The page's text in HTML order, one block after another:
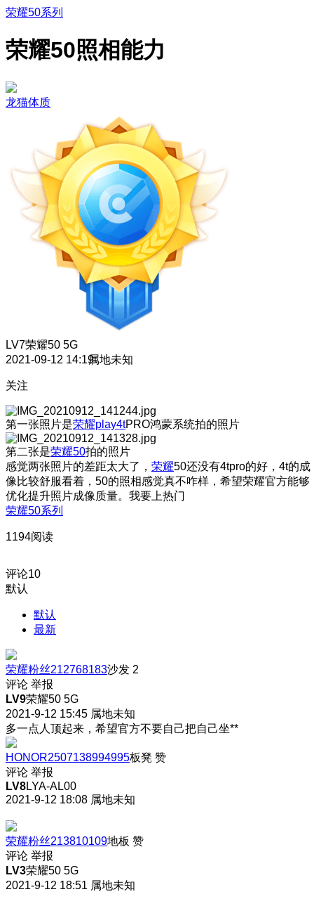
荣耀50系列
荣耀50照相能力
龙猫体质
LV7荣耀50 5G
2021-09-12 14:19属地未知
关注
第一张照片是荣耀play4tPRO鸿蒙系统拍的照片
第二张是荣耀50拍的照片
感觉两张照片的差距太大了， 荣耀50还没有4tpro的好，4t的成
像比较舒服看着，50的照相感觉真不咋样，希望荣耀官方能够
优化提升照片成像质量。我要上热门
荣耀50系列
1194阅读
评论10
默认
默认
最新
荣耀粉丝212768183沙发 2
评论 举报
LV9荣耀50 5G
2021-9-12 15:45 属地未知
多一点人顶起来，希望官方不要自己把自己坐**
HONOR2507138994995板凳 赞
评论 举报
LV8LYA-AL00
2021-9-12 18:08 属地未知
荣耀粉丝213810109地板 赞
评论 举报
LV3荣耀50 5G
2021-9-12 18:51 属地未知